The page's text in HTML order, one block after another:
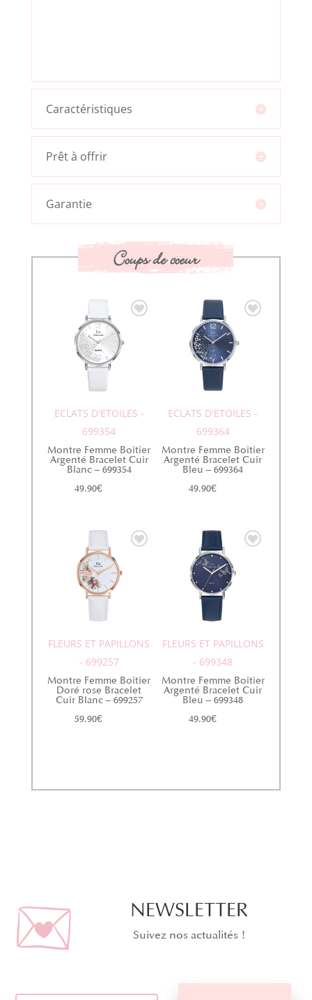
Caractéristiques
Prêt à offrir
Garantie
Coups de coeur
ECLATS D'ETOILES -
699354
Montre Femme Boîtier
Argenté Bracelet Cuir
Blanc – 699354
49.90€
ECLATS D'ETOILES -
699364
Montre Femme Boîtier
Argenté Bracelet Cuir
Bleu – 699364
49.90€
FLEURS ET PAPILLONS
- 699257
Montre Femme Boîtier
Doré rose Bracelet
Cuir Blanc – 699257
59.90€
FLEURS ET PAPILLONS
- 699348
Montre Femme Boîtier
Argenté Bracelet Cuir
Bleu – 699348
49.90€
NEWSLETTER
Suivez nos actualités !